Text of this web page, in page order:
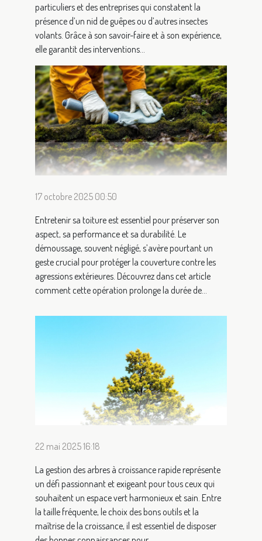
particuliers et des entreprises qui constatent la
présence d’un nid de guêpes ou d’autres insectes
volants. Grâce à son savoir-faire et à son expérience,
elle garantit des interventions...
17 octobre 2025 00:50
Entretenir sa toiture est essentiel pour préserver son
aspect, sa performance et sa durabilité. Le
démoussage, souvent négligé, s’avère pourtant un
geste crucial pour protéger la couverture contre les
agressions extérieures. Découvrez dans cet article
comment cette opération prolonge la durée de...
22 mai 2025 16:18
La gestion des arbres à croissance rapide représente
un défi passionnant et exigeant pour tous ceux qui
souhaitent un espace vert harmonieux et sain. Entre
la taille fréquente, le choix des bons outils et la
maîtrise de la croissance, il est essentiel de disposer